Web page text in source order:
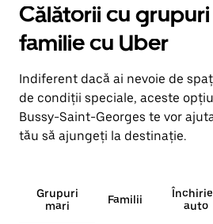
Călătorii cu grupuri
familie cu Uber
Indiferent dacă ai nevoie de
de condiții speciale, aceste
Bussy-Saint-Georges te vor
tău să ajungeți la destinație.
Grupuri
mari
Familii
auto